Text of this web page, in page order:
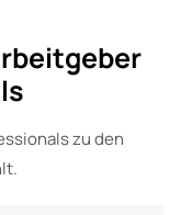
zu den